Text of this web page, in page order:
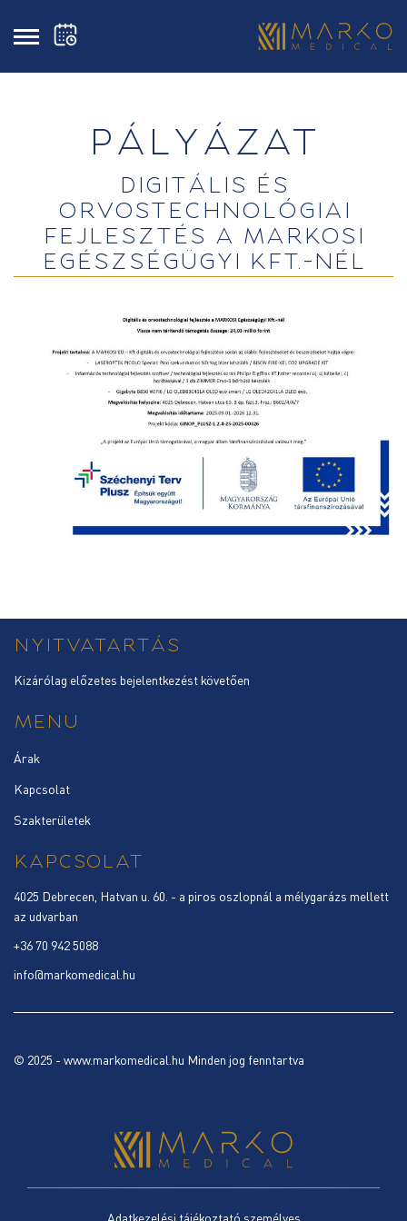
PÁLYÁZAT
DIGITÁLIS ÉS
ORVOSTECHNOLÓGIAI
FEJLESZTÉS A MARKOSI
EGÉSZSÉGÜGYI KFT.-NÉL
NYITVATARTÁS
Kizárólag előzetes bejelentkezést követően
MENU
Árak
Kapcsolat
Szakterületek
KAPCSOLAT
4025 Debrecen, Hatvan u. 60. - a piros oszlopnál a mélygarázs mellett
az udvarban
+36 70 942 5088
info@markomedical.hu
© 2025 - www.markomedical.hu Minden jog fenntartva
Adatkezelési tájékoztató személyes